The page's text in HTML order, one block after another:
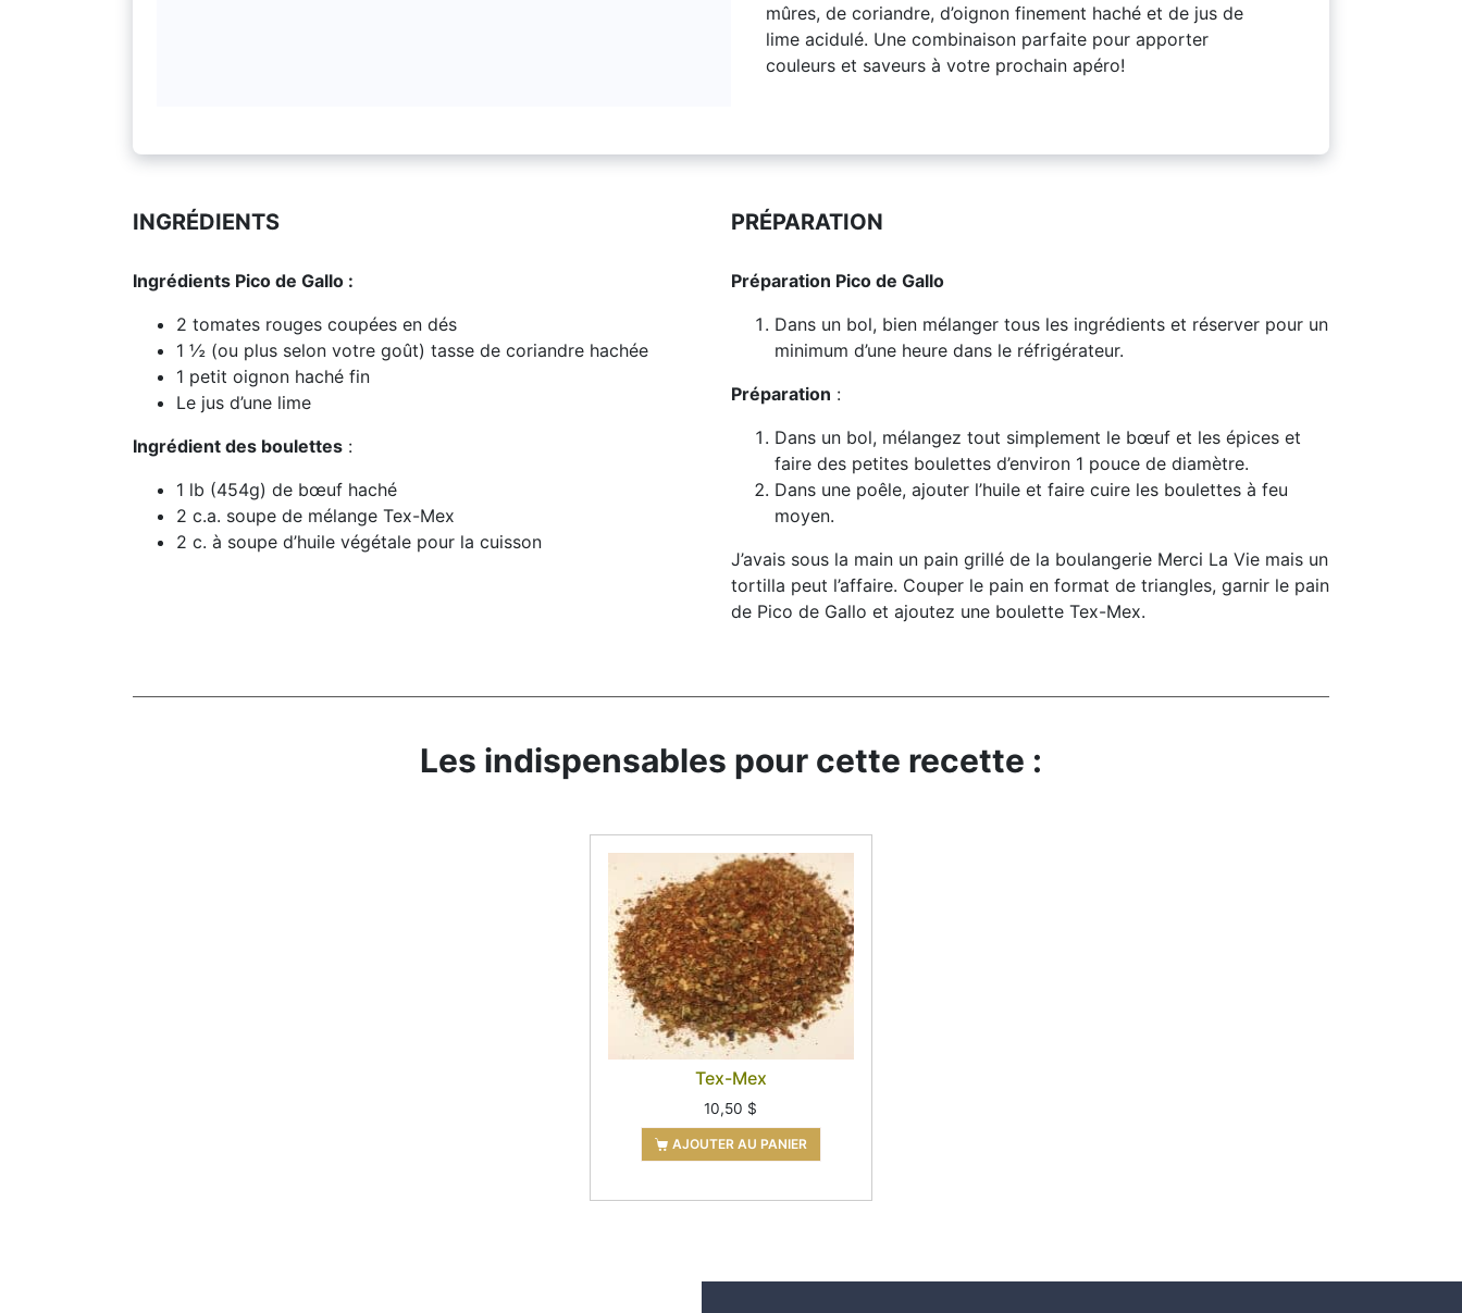
mûres, de coriandre, d’oignon finement haché et de jus de
lime acidulé. Une combinaison parfaite pour apporter
couleurs et saveurs à votre prochain apéro!
INGRÉDIENTS
Ingrédients Pico de Gallo :
2 tomates rouges coupées en dés
1 ½ (ou plus selon votre goût) tasse de coriandre hachée
1 petit oignon haché fin
Le jus d’une lime
Ingrédient des boulettes :
1 lb (454g) de bœuf haché
2 c.a. soupe de mélange Tex-Mex
2 c. à soupe d’huile végétale pour la cuisson
PRÉPARATION
Préparation Pico de Gallo
Dans un bol, bien mélanger tous les ingrédients et réserver pour un
minimum d’une heure dans le réfrigérateur.
Préparation :
Dans un bol, mélangez tout simplement le bœuf et les épices et
faire des petites boulettes d’environ 1 pouce de diamètre.
Dans une poêle, ajouter l’huile et faire cuire les boulettes à feu
moyen.
J’avais sous la main un pain grillé de la boulangerie Merci La Vie mais un
tortilla peut l’affaire. Couper le pain en format de triangles, garnir le pain
de Pico de Gallo et ajoutez une boulette Tex-Mex.
Les indispensables pour cette recette :
Tex-Mex
10,50 $
AJOUTER AU PANIER